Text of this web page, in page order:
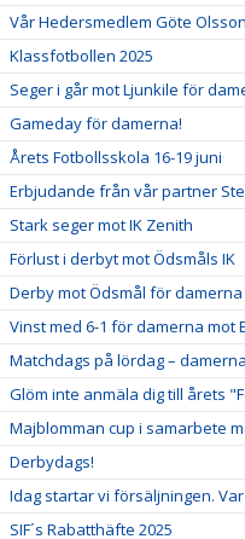
Vår Hedersmedlem Göte
Klassfotbollen 2025
Seger i går mot Ljunkile för
Gameday för damerna!
Årets Fotbollsskola 16-19 juni
Erbjudande från vår partner
Stark seger mot IK Zenith
Förlust i derbyt mot Ödsmåls IK
Derby mot Ödsmål för damerna
Vinst med 6-1 för damerna mot
Matchdags på lördag –
Glöm inte anmäla dig till årets
Majblomman cup i samarbete
Derbydags!
Idag startar vi försäljningen. Var
SIF´s Rabatthäfte 2025